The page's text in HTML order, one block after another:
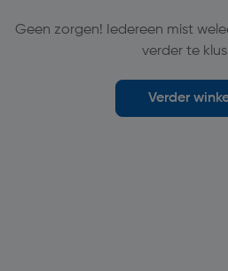
Geen zorgen! Iedereen mist
verder te
Verder